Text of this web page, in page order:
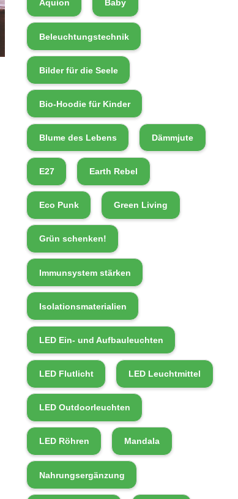
Aquion Baby
Beleuchtungstechnik
Bilder für die Seele
Bio-Hoodie für Kinder
Blume des Lebens Dämmjute
E27 Earth Rebel
Eco Punk Green Living
Grün schenken!
Immunsystem stärken
Isolationsmaterialien
LED Ein- und Aufbauleuchten
LED Flutlicht LED Leuchtmittel
LED Outdoorleuchten
LED Röhren Mandala
Nahrungsergänzung